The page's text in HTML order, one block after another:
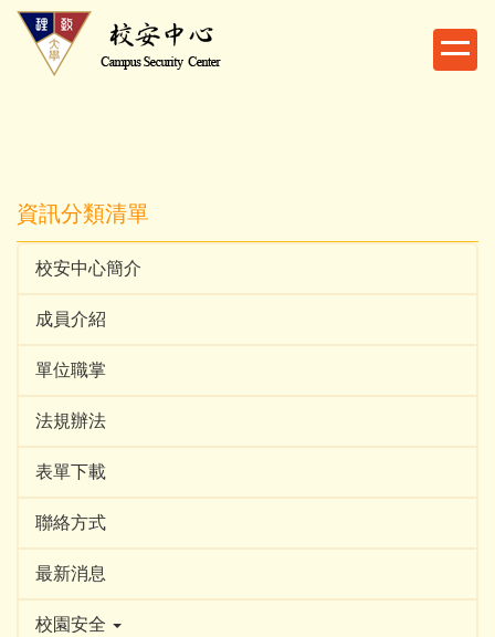
跳
資訊分類清單
校安中心簡介
成員介紹
單位職掌
法規辦法
表單下載
聯絡方式
最新消息
校園安全